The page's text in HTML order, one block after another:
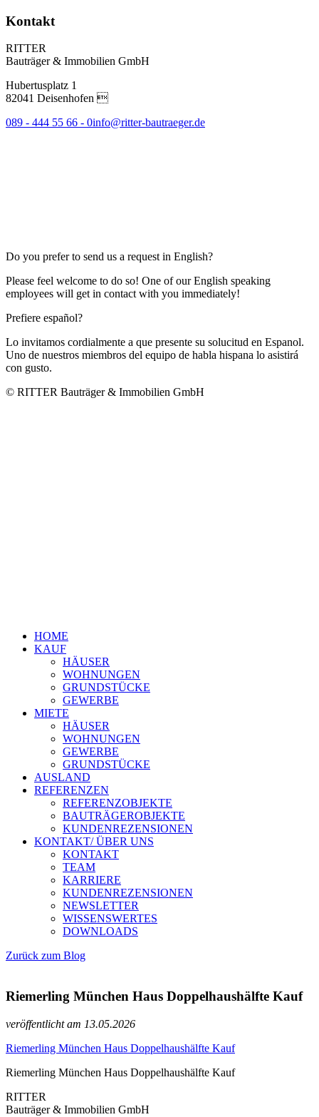
Kontakt
RITTER
Bauträger & Immobilien GmbH
Hubertusplatz 1
82041 Deisenhofen 
089 - 444 55 66 - 0info@ritter-bautraeger.de
Do you prefer to send us a request in English?
Please feel welcome to do so! One of our English speaking
employees will get in contact with you immediately!
Prefiere español?
Lo invitamos cordialmente a que presente su solucitud en Espanol.
Uno de nuestros miembros del equipo de habla hispana lo asistirá
con gusto.
© RITTER Bauträger & Immobilien GmbH
HOME
KAUF
HÄUSER
WOHNUNGEN
GRUNDSTÜCKE
GEWERBE
MIETE
HÄUSER
WOHNUNGEN
GEWERBE
GRUNDSTÜCKE
AUSLAND
REFERENZEN
REFERENZOBJEKTE
BAUTRÄGEROBJEKTE
KUNDENREZENSIONEN
KONTAKT/ ÜBER UNS
KONTAKT
TEAM
KARRIERE
KUNDENREZENSIONEN
NEWSLETTER
WISSENSWERTES
DOWNLOADS
Zurück zum Blog
Riemerling München Haus Doppelhaushälfte Kauf
veröffentlicht am 13.05.2026
Riemerling München Haus Doppelhaushälfte Kauf
Riemerling München Haus Doppelhaushälfte Kauf
RITTER
Bauträger & Immobilien GmbH